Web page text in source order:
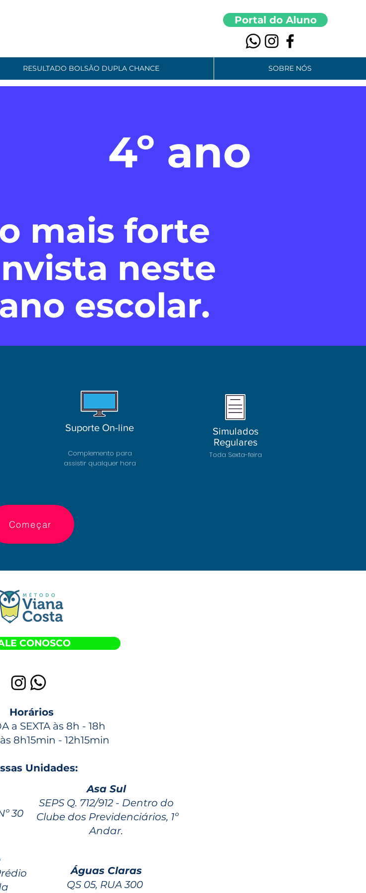
Portal do Aluno
RESULTADO BOLSÃO DUPLA CHANCE SOBRE NÓS
4º ano
mais forte
neste
escolar.
Suporte On-line
Complemento para
assistir qualquer hora
Simulados
Regulares
Toda Sexta-feira
Começar
CONOSCO
Horários
a SEXTA às 8h - 18h
8h15min - 12h15min
Unidades:
30
Asa Sul
SEPS Q. 712/912 - Dentro do
Clube dos Previdenciários, 1º
Andar.
Águas Claras
QS 05, RUA 300